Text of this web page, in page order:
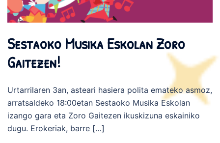
Sestaoko Musika Eskolan Zoro
Gaitezen!
Urtarrilaren 3an, asteari hasiera polita emateko asmoz,
arratsaldeko 18:00etan Sestaoko Musika Eskolan
izango gara eta Zoro Gaitezen ikuskizuna eskainiko
dugu. Erokeriak, barre […]